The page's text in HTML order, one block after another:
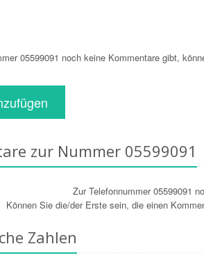
05599091 noch keine Kommentare gibt,
zur Nummer 05599091
Zur Telefonnummer 05599091
Können Sie die/der Erste sein, die einen
Zahlen